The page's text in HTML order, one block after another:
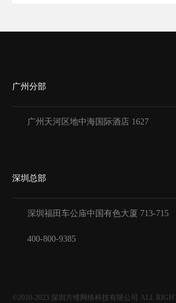
广州分部
广州天河区地中海国际酒店 1627
深圳总部
深圳福田车公庙中国有色大厦 713-715
400-800-9385
©2010-2023 深圳方维网络科技有限公司 ALL